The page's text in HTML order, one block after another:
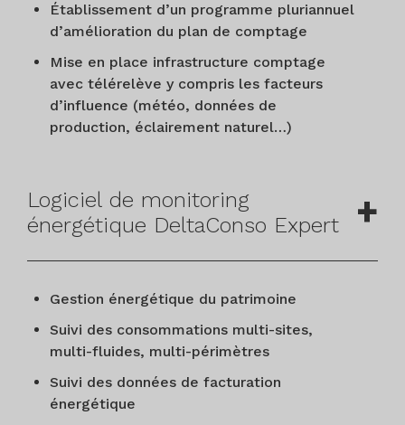
Établissement d’un programme pluriannuel
d’amélioration du plan de comptage
Mise en place infrastructure comptage
avec télérelève y compris les facteurs
d’influence (météo, données de
production, éclairement naturel…)
Logiciel de monitoring
énergétique DeltaConso Expert
Gestion énergétique du patrimoine
Suivi des consommations multi-sites,
multi-fluides, multi-périmètres
Suivi des données de facturation
énergétique